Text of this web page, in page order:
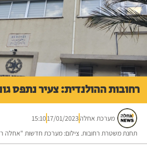
רחובות ההולנדית: צעיר נתפס
מערכת אחלה17/01/2023
15:10
תחנת משטרת רחובות. צילום: מערכת חדשות "אחלה